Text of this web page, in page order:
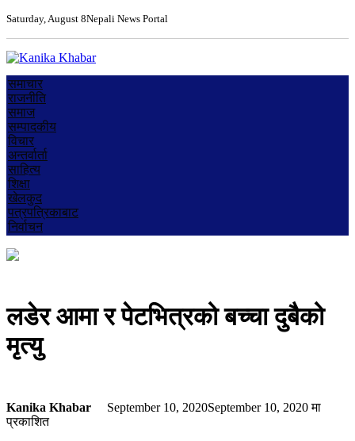
Saturday, August 8Nepali News Portal
समाचार
राजनीति
समाज
सम्पादकीय
विचार
अन्तर्वार्ता
साहित्य
शिक्षा
खेलकुद
पत्रपत्रिकाबाट
निर्वाचन
लडेर आमा र पेटभित्रको बच्चा दुबैको
मृत्यु
Kanika Khabar September 10, 2020September 10, 2020मा
प्रकाशित